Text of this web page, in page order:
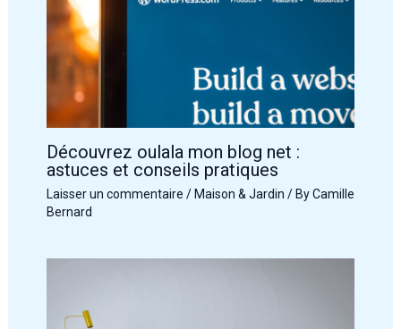
Découvrez oulala mon blog net :
astuces et conseils pratiques
Laisser un commentaire / Maison & Jardin / ByCamille
Bernard